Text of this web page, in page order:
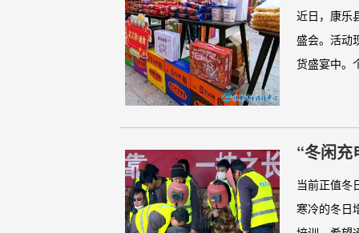
近日，康乐
盛会。活动
货盛宴中。
“冬闲充
当前正值冬
寒冷的冬日